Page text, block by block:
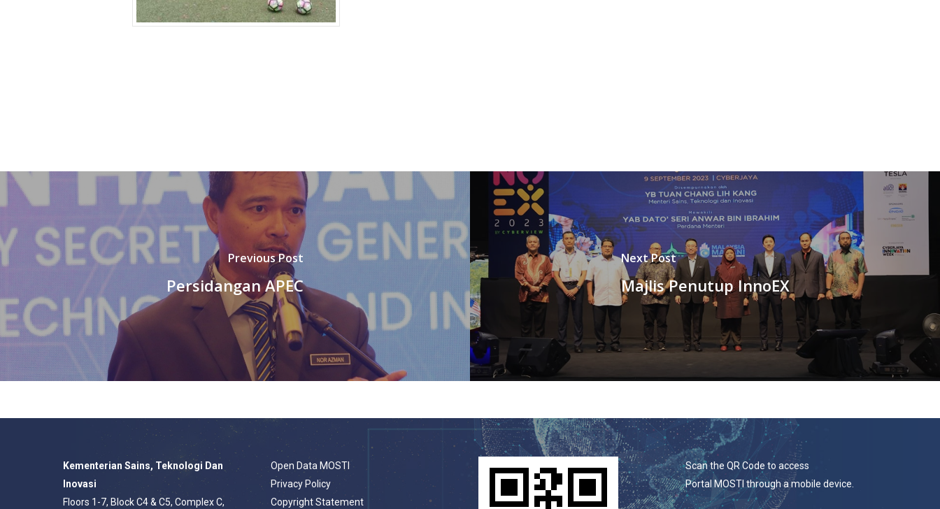
Previous Post
Persidangan APEC
Next Post
Majlis Penutup InnoEX
Kementerian Sains, Teknologi Dan
Inovasi
Floors 1-7, Block C4 & C5, Complex C,
Open Data MOSTI
Privacy Policy
Copyright Statement
Scan the QR Code to access
Portal MOSTI through a mobile device.